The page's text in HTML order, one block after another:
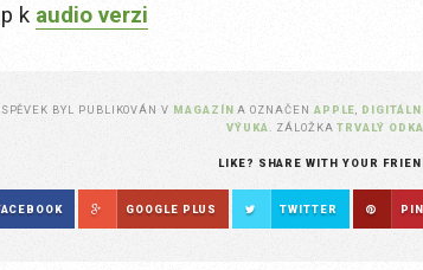
k audio verzi
BYL PUBLIKOVÁN V MAGAZÍN A OZNAČEN APPLE
VÝUKA
. ZÁLOŽKATRVALÝ
LIKE? SHARE WITH YOUR
GOOGLE PLUS TWITTER